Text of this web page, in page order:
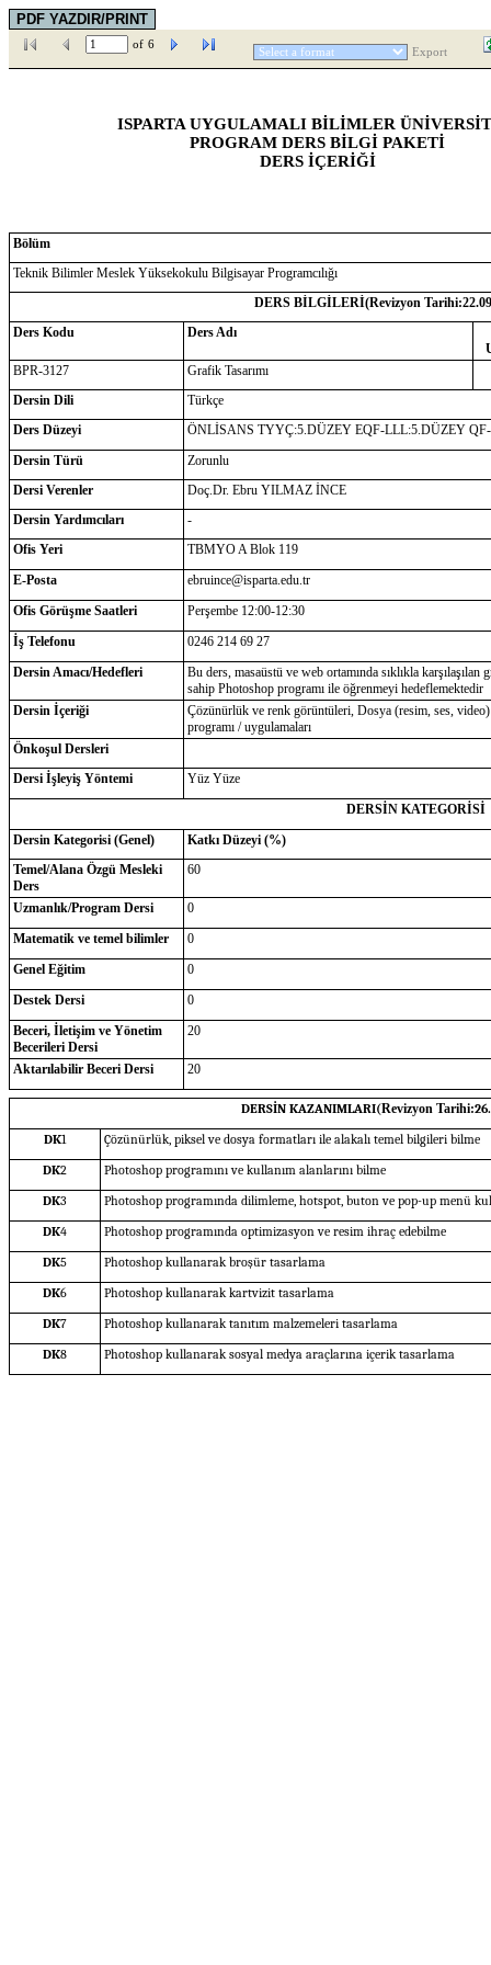
of 6
Export
ISPARTA UYGULAMALI BİLİMLER
PROGRAM DERS BİLGİ PAKETİ
DERS İÇERİĞİ
Bölüm
Teknik Bilimler Meslek Yüksekokulu Bilgisayar Programcılığı
DERS BİLGİLERİ(Revizyon Tarihi:
Ders Kodu
Ders Adı
BPR-3127
Grafik Tasarımı
Dersin Dili
Türkçe
Ders Düzeyi
ÖNLİSANS TYYÇ:5.DÜZEY EQF-LLL:5.DÜZEY
Dersin Türü
Zorunlu
Dersi Verenler
Doç.Dr. Ebru YILMAZ İNCE
Dersin Yardımcıları
-
Ofis Yeri
TBMYO A Blok 119
E-Posta
ebruince@isparta.edu.tr
Ofis Görüşme Saatleri
Perşembe 12:00-12:30
İş Telefonu
0246 214 69 27
Dersin Amacı/Hedefleri
Bu ders, masaüstü ve web ortamında sıklıkla
sahip Photoshop programı ile öğrenmeyi hedeflemektedir
Dersin İçeriği
Çözünürlük ve renk görüntüleri, Dosya (resim, ses,
programı / uygulamaları
Önkoşul Dersleri
Dersi İşleyiş Yöntemi
Yüz Yüze
DERSİN KATEGORİSİ
Dersin Kategorisi (Genel)
Katkı Düzeyi (%)
Temel/Alana Özgü Mesleki
Ders
60
Uzmanlık/Program Dersi
0
Matematik ve temel bilimler
0
Genel Eğitim
0
Destek Dersi
0
Beceri, İletişim ve Yönetim
Becerileri Dersi
20
Aktarılabilir Beceri Dersi 20
DERSİN KAZANIMLARI(Revizyon Tarihi:
DK1
Çözünürlük, piksel ve dosya formatları ile alakalı temel bilgileri bilme
DK2
Photoshop programını ve kullanım alanlarını bilme
DK3
Photoshop programında dilimleme, hotspot, buton ve pop-up menü
DK4
Photoshop programında optimizasyon ve resim ihraç edebilme
DK5
Photoshop kullanarak broşür tasarlama
DK6
Photoshop kullanarak kartvizit tasarlama
DK7
Photoshop kullanarak tanıtım malzemeleri tasarlama
DK8 Photoshop kullanarak sosyal medya araçlarına içerik tasarlama